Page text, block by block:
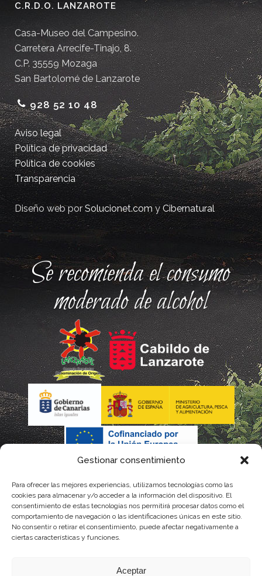
Gestionar consentimiento
Para ofrecer las mejores experiencias, utilizamos tecnologías como las
cookies para almacenar y/o acceder a la información del dispositivo. El
consentimiento de estas tecnologías nos permitirá procesar datos como el
comportamiento de navegación o las identificaciones únicas en este sitio.
No consentir o retirar el consentimiento, puede afectar negativamente a
ciertas características y funciones.
Aceptar
C.R.D.O. LANZAROTE
Casa-Museo del Campesino.
Carretera Arrecife-Tinajo, 8.
C.P. 35559 Mozaga
San Bartolomé de Lanzarote
928 52 10 48
Aviso legal
Política de privacidad
Política de cookies
Transparencia
Diseño web porSolucionet.comyCibernatural
Se recomienda el consumo
moderado de alcohol
La gestión de la DOP Lanzarote realizada por este Consejo
Regulador es financiada, parcialmente, por el Gobierno de
Canarias